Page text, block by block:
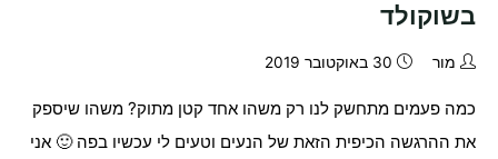
בשוקולד
מור 30 באוקטובר 2019
כמה פעמים מתחשק לנו רק משהו אחד קטן מתוק? משהו שיספק
את ההרגשה הכיפית הזאת של הנעים וטעים לי עכשיו בפה 🙂 אני